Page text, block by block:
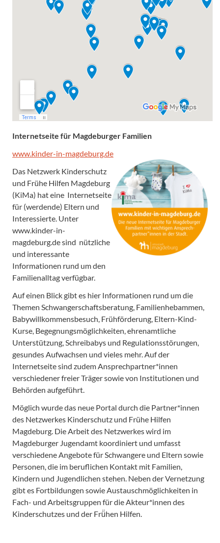
Internetseite für Magdeburger Familien
www.kinder-in-magdeburg.de
Das Netzwerk Kinderschutz
und Frühe Hilfen Magdeburg
(KiMa) hat eine Internetseite
für (werdende) Eltern und
Interessierte. Unter
www.kinder-in-
magdeburg.de sind nützliche
und interessante
Informationen rund um den
Familienalltag verfügbar.
Auf einen Blick gibt es hier Informationen rund um die
Themen Schwangerschaftsberatung, Familienhebammen,
Babywillkommensbesuch, Frühförderung, Eltern-Kind-
Kurse, Begegnungsmöglichkeiten, ehrenamtliche
Unterstützung, Schreibabys und Regulationsstörungen,
gesundes Aufwachsen und vieles mehr. Auf der
Internetseite sind zudem Ansprechpartner*innen
verschiedener freier Träger sowie von Institutionen und
Behörden aufgeführt.
Möglich wurde das neue Portal durch die Partner*innen
des Netzwerkes Kinderschutz und Frühe Hilfen
Magdeburg. Die Arbeit des Netzwerkes wird im
Magdeburger Jugendamt koordiniert und umfasst
verschiedene Angebote für Schwangere und Eltern sowie
Personen, die im beruflichen Kontakt mit Familien,
Kindern und Jugendlichen stehen. Neben der Vernetzung
gibt es Fortbildungen sowie Austauschmöglichkeiten in
Fach- und Arbeitsgruppen für die Akteur*innen des
Kinderschutzes und der Frü̈hen Hilfen.